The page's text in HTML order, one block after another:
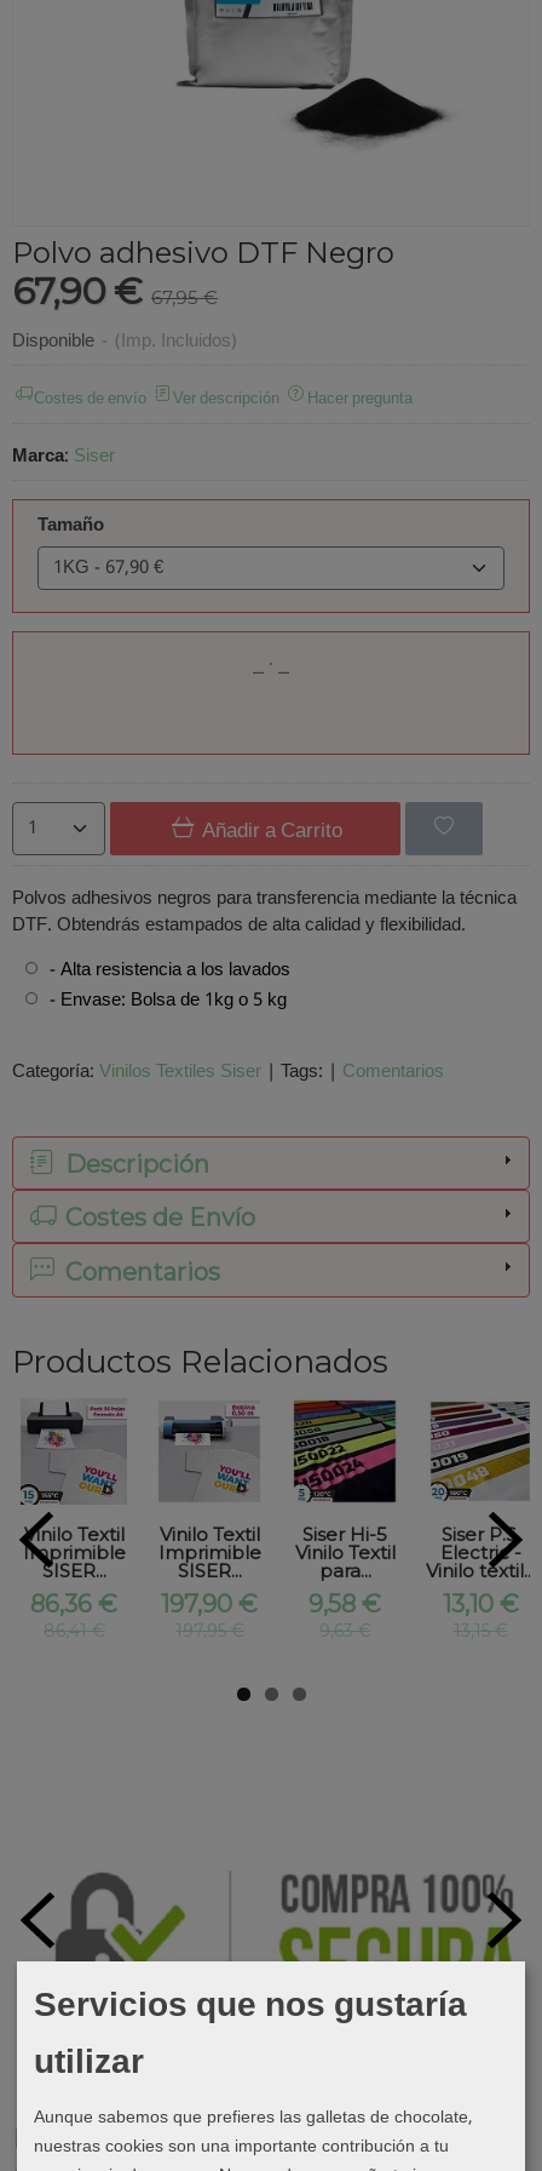
Marcas
Polvo adhesivo DTF Negro
67,90 € 67,95 €
Disponible - (Imp. Incluidos)
Costes de envío Ver descripción Hacer pregunta
Marca: Siser
Tamaño
Añadir a Carrito
Polvos adhesivos negros para transferencia mediante la técnica
DTF. Obtendrás estampados de alta calidad y flexibilidad.
- Alta resistencia a los lavados
- Envase: Bolsa de 1kg o 5 kg
Categoría:Vinilos Textiles Siser | Tags: | Comentarios
Descripción
Costes de Envío
Comentarios
Productos Relacionados
Vinilo Textil
Imprimible
SISER...
86,36 €
86,41 €
Vinilo Textil
Imprimible
SISER...
197,90 €
197,95 €
Siser Hi-5
Vinilo Textil
para...
9,58 €
9,63 €
Siser P.S.
Electric -
Vinilo textil...
13,10 €
13,15 €
Servicios que nos gustaría
utilizar
Aunque sabemos que prefieres las galletas de chocolate,
nuestras cookies son una importante contribución a tu